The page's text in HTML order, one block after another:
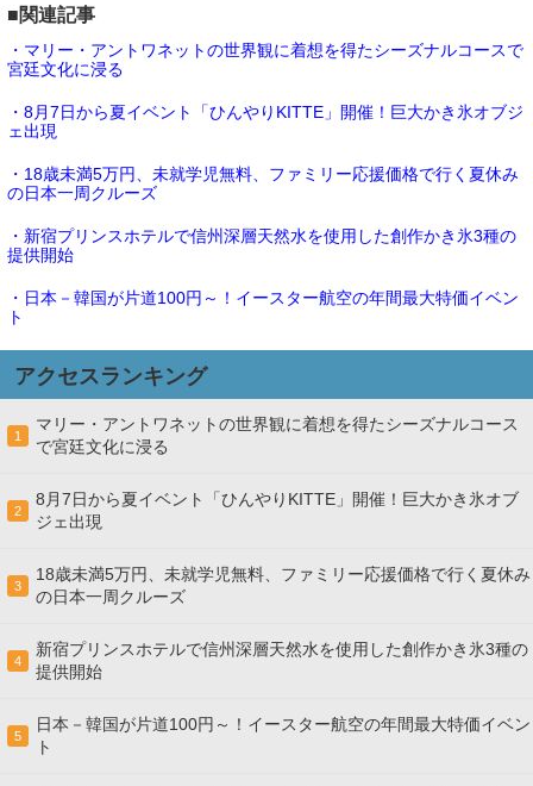
■関連記事
・マリー・アントワネットの世界観に着想を得たシーズナルコースで
宮廷文化に浸る
・8月7日から夏イベント「ひんやりKITTE」開催！巨大かき氷オブジ
ェ出現
・18歳未満5万円、未就学児無料、ファミリー応援価格で行く夏休み
の日本一周クルーズ
・新宿プリンスホテルで信州深層天然水を使用した創作かき氷3種の
提供開始
・日本－韓国が片道100円～！イースター航空の年間最大特価イベン
ト
アクセスランキング
1
マリー・アントワネットの世界観に着想を得たシーズナルコース
で宮廷文化に浸る
2
8月7日から夏イベント「ひんやりKITTE」開催！巨大かき氷オブ
ジェ出現
3
18歳未満5万円、未就学児無料、ファミリー応援価格で行く夏休み
の日本一周クルーズ
4
新宿プリンスホテルで信州深層天然水を使用した創作かき氷3種の
提供開始
5
日本－韓国が片道100円～！イースター航空の年間最大特価イベン
ト